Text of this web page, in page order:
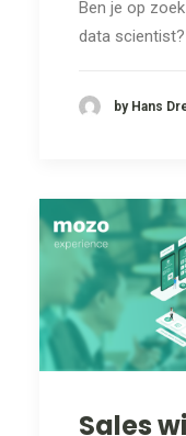
Ben je op
data
by Hans
Sales